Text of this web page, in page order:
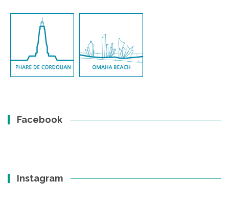
Facebook
Instagram